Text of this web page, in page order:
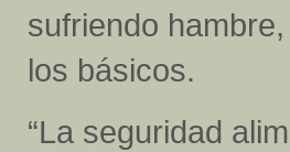
sufriendo
los básicos.
“La seguridad